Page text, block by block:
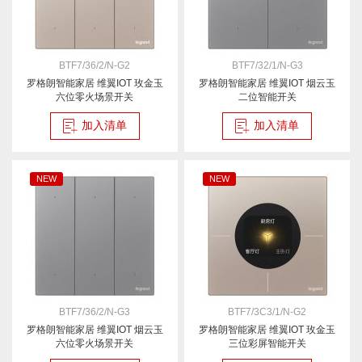
BTF7/36/2/N-G2
罗格朗智能家居 维翼IOT 玫金玉
六位零火场景开关
加入清单
BTF7/32/1/N-G3
罗格朗智能家居 维翼IOT 烟云玉
二位智能开关
加入清单
NEW
BTF7/36/2/N-G3
罗格朗智能家居 维翼IOT 烟云玉
六位零火场景开关
NEW
BTF7/3C3/1/N-G2
罗格朗智能家居 维翼IOT 玫金玉
三位彩屏智能开关